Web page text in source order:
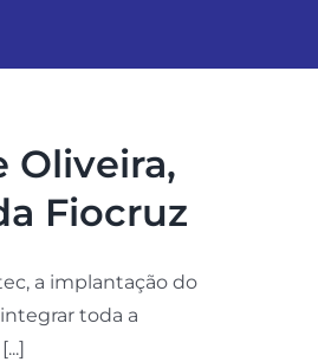
Oliveira,
Fiocruz
a implantação do
toda a